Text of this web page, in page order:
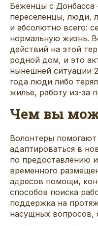
Беженцы с
переселенцы, люди,
и абсолютно всего:
нормальную жизнь.
действий на этой
родной дом, и это
нынешней ситуации
года люди либо
жилье, работу из-за
Чем вы
Волонтеры
адаптироваться в
по предоставлению
временного
адресов помощи,
способов поиска
поддержка на
насущных вопросов,